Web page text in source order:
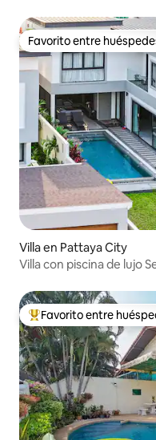
Favorito entre
Favorito entre
Villa en Pattaya City
Villa con piscina de lujo
De los mejores en
Favorito entre